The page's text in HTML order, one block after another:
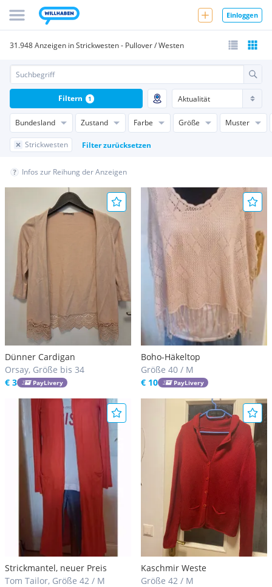
Einloggen
31.948 Anzeigen in Strickwesten - Pullover / Westen
Bundesland Zustand Farbe Größe Muster
Strickwesten Filter zurücksetzen
Filtern 1
Infos zur Reihung der Anzeigen
Dünner Cardigan
Orsay, Größe bis 34
€ 3
PayLivery
Boho-Häkeltop
Größe 40 / M
€ 10
PayLivery
Strickmantel, neuer Preis
Tom Tailor, Größe 42 / M
Kaschmir Weste
Größe 42 / M